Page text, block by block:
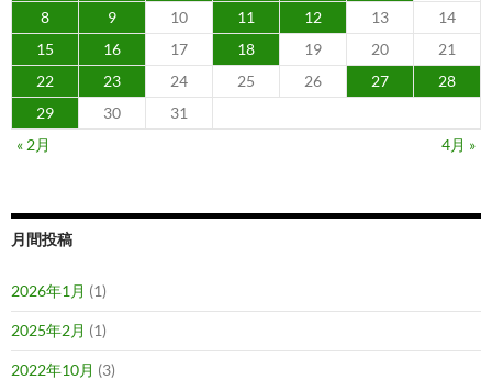
8
9 10 11 12 13
14
15
16 17 18 19 20
21
22
23 24 25 26 27
28
29
30
31
« 2月
4月 »
月間投稿
2026年1月 (1)
2025年2月 (1)
2022年10月 (3)